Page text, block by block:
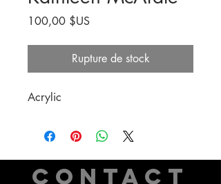
100,00 $USPrix
Rupture de stock
Acrylic
CONTACT